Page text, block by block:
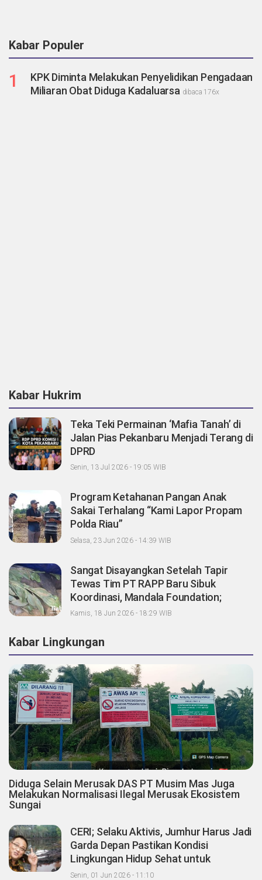
Kabar Populer
1
KPK Diminta Melakukan Penyelidikan Pengadaan
Miliaran Obat Diduga Kadaluarsa dibaca 176x
Kabar Hukrim
Teka Teki Permainan ‘Mafia Tanah’ di
Jalan Pias Pekanbaru Menjadi Terang di
DPRD
Senin, 13 Jul 2026 - 19:05 WIB
Program Ketahanan Pangan Anak
Sakai Terhalang “Kami Lapor Propam
Polda Riau”
Selasa, 23 Jun 2026 - 14:39 WIB
Sangat Disayangkan Setelah Tapir
Tewas Tim PT RAPP Baru Sibuk
Koordinasi, Mandala Foundation;
Tanggung Jawab Pemegang Konsesi
Kamis, 18 Jun 2026 - 18:29 WIB
Kabar Lingkungan
Diduga Selain Merusak DAS PT Musim Mas Juga
Melakukan Normalisasi Ilegal Merusak Ekosistem
Sungai
CERI; Selaku Aktivis, Jumhur Harus Jadi
Garda Depan Pastikan Kondisi
Lingkungan Hidup Sehat untuk
Masyarakat "Apalagi Setelah menjadi
Senin, 01 Jun 2026 - 11:10